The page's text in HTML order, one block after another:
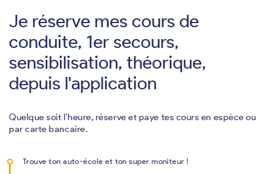
Je réserve mes cours de
conduite, 1er secours,
sensibilisation, théorique,
depuis l'application
Quelque soit l'heure, réserve et paye tes cours en espèce ou
par carte bancaire.
Trouve ton auto-école et ton super moniteur !